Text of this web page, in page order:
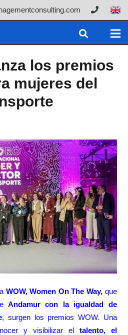
los premios
mujeres del
WOW, Women On The Way,que
Andamur con la igualdad de
, surgen los premios WOW. Una
y visibilizar el talento, el